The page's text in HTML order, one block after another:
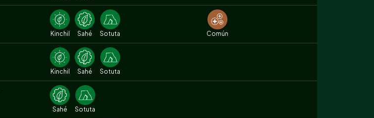
Kinchil Sahé Sotuta Común
Kinchil Sahé Sotuta
Sahé Sotuta